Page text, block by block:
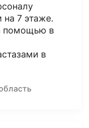
7 этаже.
помощью в
в